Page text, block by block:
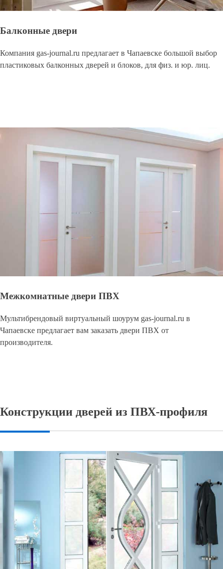
Балконные двери
Компания gas-journal.ru предлагает в Чапаевске большой выбор
пластиковых балконных дверей и блоков, для физ. и юр. лиц.
Межкомнатные двери ПВХ
Мультибрендовый виртуальный шоурум gas-journal.ru в
Чапаевске предлагает вам заказать двери ПВХ от
производителя.
Конструкции дверей из ПВХ-профиля